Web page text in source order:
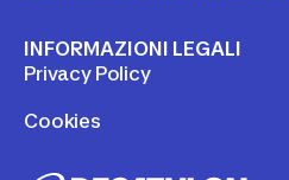
INFORMAZIONI LEGALI
Privacy Policy
Cookies